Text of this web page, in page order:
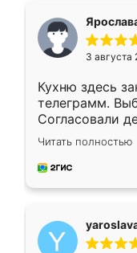
3 августа
Кухню здесь
телеграмм.
Согласовали
недели кухня
довольны
мебель за
Читать полностью